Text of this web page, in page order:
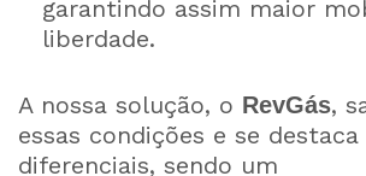
garantindo assim maior
liberdade.
A nossa solução, o RevGás,
essas condições e se
diferenciais, sendo um